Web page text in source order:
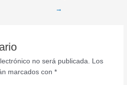
→
no será publicada.
Los
marcados con *